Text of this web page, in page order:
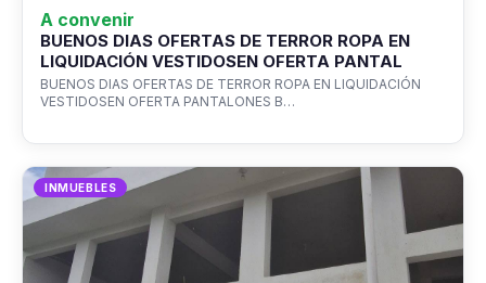
A convenir
BUENOS DIAS OFERTAS DE TERROR ROPA EN
LIQUIDACIÓN VESTIDOSEN OFERTA PANTAL
BUENOS DIAS OFERTAS DE TERROR ROPA EN LIQUIDACIÓN
VESTIDOSEN OFERTA PANTALONES B…
INMUEBLES